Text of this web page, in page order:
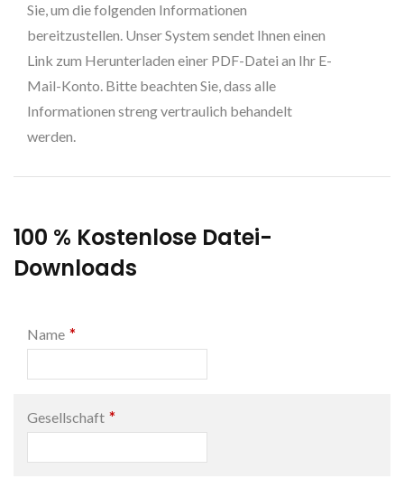
Sie, um die folgenden Informationen
bereitzustellen. Unser System sendet Ihnen einen
Link zum Herunterladen einer PDF-Datei an Ihr E-
Mail-Konto. Bitte beachten Sie, dass alle
Informationen streng vertraulich behandelt
werden.
100 % Kostenlose Datei-
Downloads
Name *
Gesellschaft *